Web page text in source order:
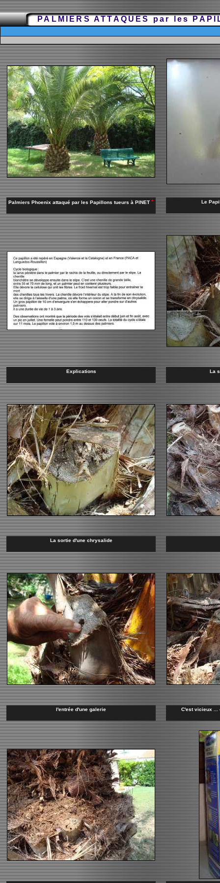
PALMIERS ATTAQUES par les
Palmiers Phoenix attaqué par les Papillons tueurs à PINET * Le
Explications La
La sortie d'une chrysalide
l'entrée d'une galerie C'est vicieux ...